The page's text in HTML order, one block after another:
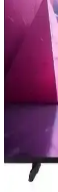
Televizyon
Güncel
Televizyon
ve popülerliğe
hakkında
Samsung
Ekran
İki Samsung
ekran,
Homatics
Deneyimini
Homatics 4K
depolama ile